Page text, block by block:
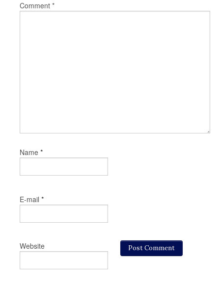
Comment *
Name *
E-mail *
Website